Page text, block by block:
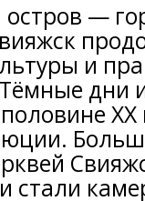
—
и
дни
XX
стали